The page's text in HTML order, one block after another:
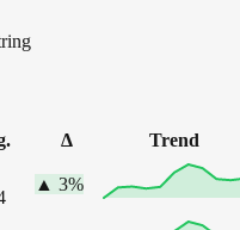
Δ Trend
▲ 3%